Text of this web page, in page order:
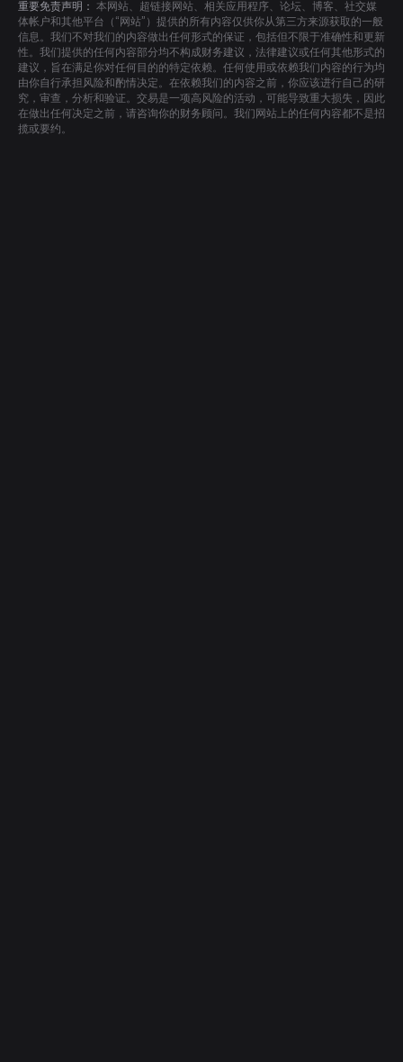
重要免责声明： 本网站、超链接网站、相关应用程序、论坛、博客、社交媒
体帐户和其他平台（“网站”）提供的所有内容仅供你从第三方来源获取的一般
信息。我们不对我们的内容做出任何形式的保证，包括但不限于准确性和更新
性。我们提供的任何内容部分均不构成财务建议，法律建议或任何其他形式的
建议，旨在满足你对任何目的的特定依赖。任何使用或依赖我们内容的行为均
由你自行承担风险和酌情决定。在依赖我们的内容之前，你应该进行自己的研
究，审查，分析和验证。交易是一项高风险的活动，可能导致重大损失，因此
在做出任何决定之前，请咨询你的财务顾问。我们网站上的任何内容都不是招
揽或要约。